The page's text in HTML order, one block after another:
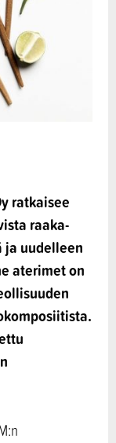
ratkaisee
raaka-
uudelleen
aterimet on